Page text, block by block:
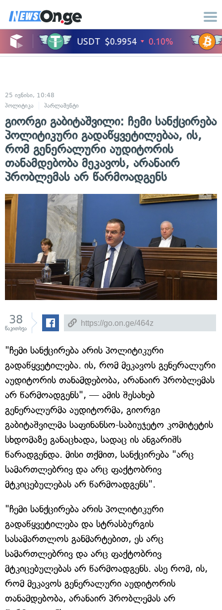
25 ივნისი, 10:48
პოლიტიკა
პარლამენტი
გიორგი გაბიტაშვილი: ჩემი სანქცირება
პოლიტიკური გადაწყვეტილებაა, ის,
რომ გენერალური აუდიტორის
თანამდებობა მეკავოს, არანაირ
პრობლემას არ წარმოადგენს
38
წაკითხვა
"ჩემი სანქცირება არის პოლიტიკური
გადაწყვეტილება. ის, რომ მეკავოს გენერალური
აუდიტორის თანამდებობა, არანაირ პრობლემას
არ წარმოადგენს", — ამის შესახებ
გენერალურმა აუდიტორმა, გიორგი
გაბიტაშვილმა საფინანსო-საბიუჯეტო კომიტეტის
სხდომაზე განაცხადა, სადაც ის ანგარიშს
წარადგენდა. მისი თქმით, სანქცირება "არც
სამართლებრივ და არც ფაქტობრივ
მტკიცებულებას არ წარმოადგენს".
"ჩემი სანქცირება არის პოლიტიკური
გადაწყვეტილება და სტრასბურგის
სასამართლოს განმარტებით, ეს არც
სამართლებრივ და არც ფაქტობრივ
მტკიცებულებას არ წარმოადგენს. ასე რომ, ის,
რომ მეკავოს გენერალური აუდიტორის
თანამდებობა, არანაირ პრობლემას არ